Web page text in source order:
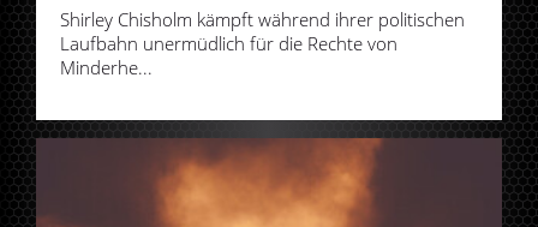
Shirley Chisholm kämpft während ihrer politischen
Laufbahn unermüdlich für die Rechte von
Minderhe...